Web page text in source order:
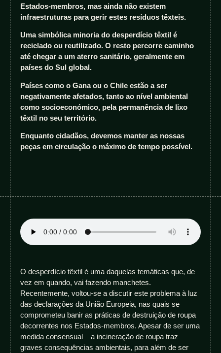
Estados-membros, mas ainda não existem
infraestruturas para gerir estes resíduos têxteis.
Uma simbólica minoria do desperdício têxtil é
reciclado ou reutilizado. O resto percorre caminho
até chegar a um aterro sanitário, geralmente em
países do Sul global.
Países como o Gana ou o Chile estão a ser
negativamente afetados, tanto ao nível ambiental
como socioeconómico, pela permanência de lixo
têxtil no seu território.
Enquanto cidadãos, devemos manter as nossas
peças em circulação o máximo de tempo possível.
O desperdício têxtil é uma daquelas temáticas que, de
vez em quando, vai fazendo manchetes.
Recentemente, voltou-se a discutir este problema à luz
das declarações da União Europeia, nas quais se
comprometeu banir as práticas de destruição de roupa
decorrentes nos Estados-membros. Apesar de ser uma
medida consensual – a incineração de roupa traz
graves consequências ambientais, para além de ser